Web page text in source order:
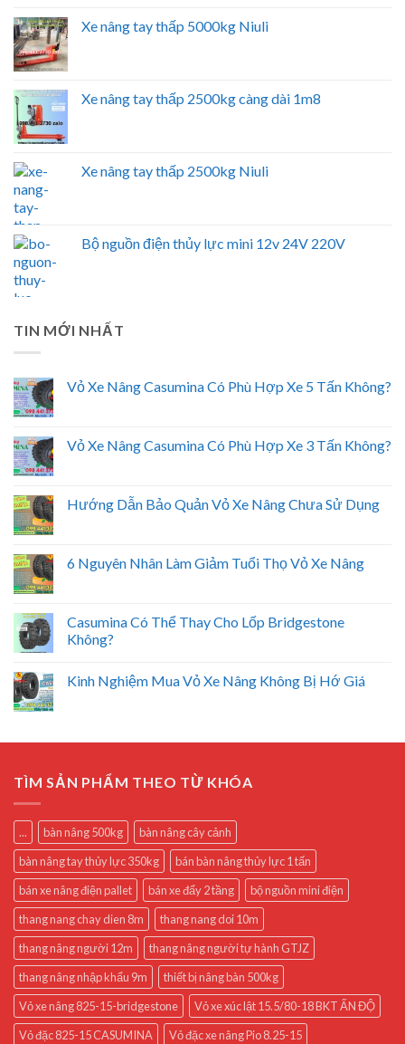
Xe nâng tay thấp 5000kg Niuli
Xe nâng tay thấp 2500kg càng dài 1m8
Xe nâng tay thấp 2500kg Niuli
Bộ nguồn điện thủy lực mini 12v 24V 220V
TIN MỚI NHẤT
Vỏ Xe Nâng Casumina Có Phù Hợp Xe 5 Tấn Không?
Vỏ Xe Nâng Casumina Có Phù Hợp Xe 3 Tấn Không?
Hướng Dẫn Bảo Quản Vỏ Xe Nâng Chưa Sử Dụng
6 Nguyên Nhân Làm Giảm Tuổi Thọ Vỏ Xe Nâng
Casumina Có Thể Thay Cho Lốp Bridgestone
Không?
Kinh Nghiệm Mua Vỏ Xe Nâng Không Bị Hớ Giá
TÌM SẢN PHẨM THEO TỪ KHÓA
... bàn nâng 500kg
bàn nâng cây cảnh
bàn nâng tay thủy lực 350kg
bán bàn nâng thủy lực 1 tấn
bán xe nâng điện pallet
bán xe đẩy 2 tầng
bộ nguồn mini điện
thang nang chay dien 8m
thang nang doi 10m
thang nâng người 12m
thang nâng người tự hành GTJZ
thang nâng nhập khẩu 9m
thiết bị nâng bàn 500kg
Vỏ xe nâng 825-15-bridgestone
Vỏ xe xúc lật 15.5/80-18 BKT ẤN ĐỘ
Vỏ đặc 825-15 CASUMINA
Vỏ đặc xe nâng Pio 8.25-15